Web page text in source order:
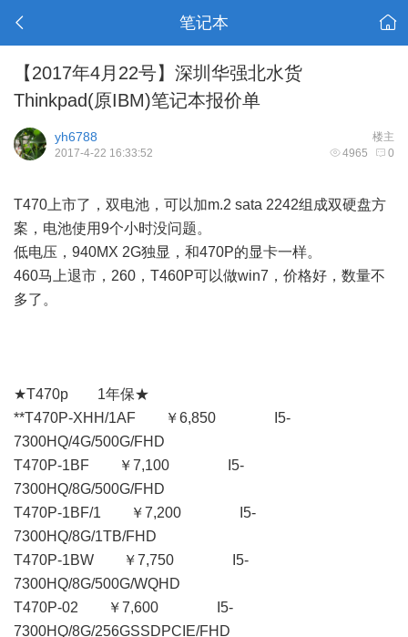
笔记本
【2017年4月22号】深圳华强北水货
Thinkpad(原IBM)笔记本报价单
楼主
yh6788
4965 0
2017-4-22 16:33:52
T470上市了，双电池，可以加m.2 sata 2242组成双硬盘方
案，电池使用9个小时没问题。
低电压，940MX 2G独显，和470P的显卡一样。
460马上退市，260，T460P可以做win7，价格好，数量不
多了。
★T470p 1年保★
**T470P-XHH/1AF ￥6,850 I5-
7300HQ/4G/500G/FHD
T470P-1BF ￥7,100 I5-
7300HQ/8G/500G/FHD
T470P-1BF/1 ￥7,200 I5-
7300HQ/8G/1TB/FHD
T470P-1BW ￥7,750 I5-
7300HQ/8G/500G/WQHD
T470P-02 ￥7,600 I5-
7300HQ/8G/256GSSDPCIE/FHD